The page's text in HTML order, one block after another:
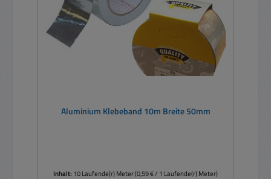
Aluminium Klebeband 10m Breite 50mm
Inhalt: 10 Laufende(r) Meter(0,59 € / 1 Laufende(r) Meter)